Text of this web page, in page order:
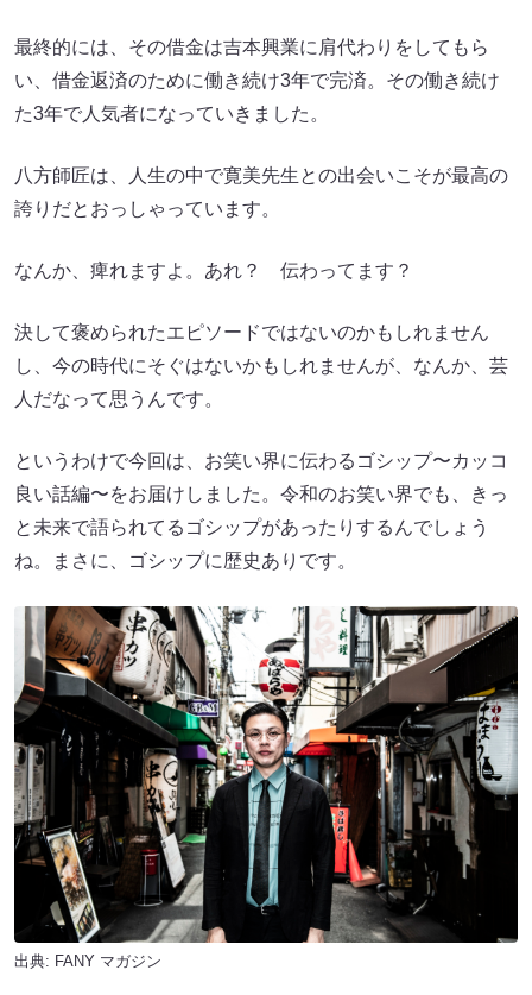
最終的には、その借金は吉本興業に肩代わりをしてもら
い、借金返済のために働き続け3年で完済。その働き続け
た3年で人気者になっていきました。
八方師匠は、人生の中で寛美先生との出会いこそが最高の
誇りだとおっしゃっています。
なんか、痺れますよ。あれ？ 伝わってます？
決して褒められたエピソードではないのかもしれません
し、今の時代にそぐはないかもしれませんが、なんか、芸
人だなって思うんです。
というわけで今回は、お笑い界に伝わるゴシップ〜カッコ
良い話編〜をお届けしました。令和のお笑い界でも、きっ
と未来で語られてるゴシップがあったりするんでしょう
ね。まさに、ゴシップに歴史ありです。
出典: FANY マガジン